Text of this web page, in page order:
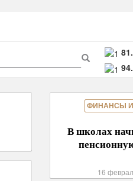
Поиск
ФИНАНСЫ
В школах
16